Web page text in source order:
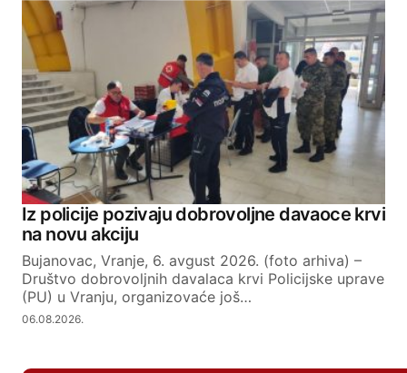
Iz policije pozivaju dobrovoljne davaoce krvi
na novu akciju
Bujanovac, Vranje, 6. avgust 2026. (foto arhiva) –
Društvo dobrovoljnih davalaca krvi Policijske uprave
(PU) u Vranju, organizovaće još…
06.08.2026.